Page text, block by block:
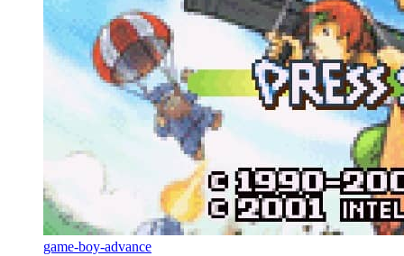
game-boy-advance